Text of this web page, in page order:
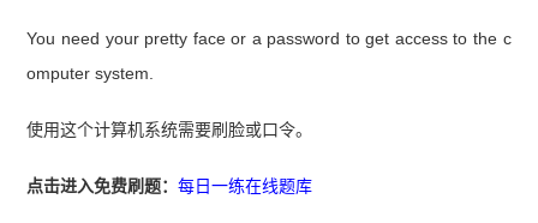
You need your pretty face or a password to get access to the c
omputer system.
使用这个计算机系统需要刷脸或口令。
点击进入免费刷题：每日一练在线题库